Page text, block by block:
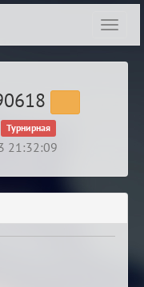
Турнирная
21:32:09